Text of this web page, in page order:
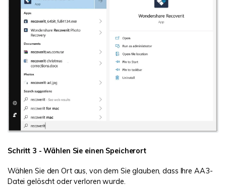
Schritt 3 - Wählen Sie einen Speicherort
Wählen Sie den Ort aus, von dem Sie glauben, dass Ihre AA3-
Datei gelöscht oder verloren wurde.